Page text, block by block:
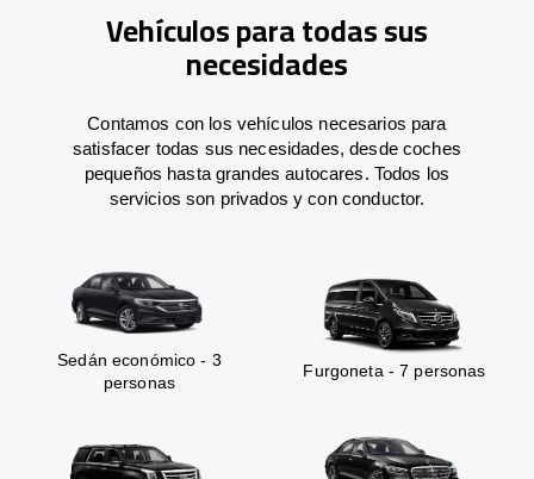
Vehículos para todas sus
necesidades
Contamos con los vehículos necesarios para
satisfacer todas sus necesidades, desde coches
pequeños hasta grandes autocares. Todos los
servicios son privados y con conductor.
Sedán económico - 3
personas
Furgoneta - 7 personas